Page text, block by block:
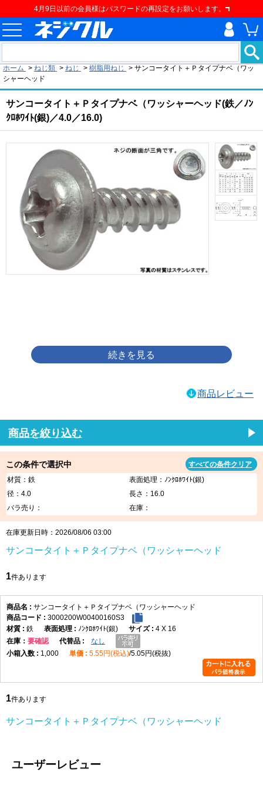
4月9日以前の会員様はパスワードの再設定をお願いします。
ホーム > ねじ類 > ねじ > 樹脂用ねじ > サンコータイト＋Ｐタイプナベ（ワッ
シャーヘッド
サンコータイト＋Ｐタイプナベ（ワッシャーヘッド(鉄／ﾉﾝ
ｸﾛﾎﾜｲﾄ(銀)／4.0／16.0)
商品レビュー
商品を絞り込む
この条件で選択中
すべての条件クリア
材質：鉄
表面処理：ﾉﾝｸﾛﾎﾜｲﾄ(銀)
径：4.0
長さ：16.0
バラ売り：
在庫：
在庫更新日時：2026/08/06 03:00
サンコータイト＋Ｐタイプナベ（ワッシャーヘッド
1件あります
サンコータイト＋Ｐタイプナベ（ワッシャーヘッド
3000200W00400160S3
鉄
ﾉﾝｸﾛﾎﾜｲﾄ(銀)
4 X 16
在庫
要確認
なし
1,000
5.55円(税込) 5.05円(税抜)
1件あります
サンコータイト＋Ｐタイプナベ（ワッシャーヘッド
ユーザーレビュー